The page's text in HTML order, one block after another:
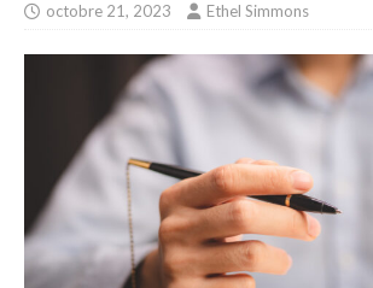
octobre 21, 2023 Ethel Simmons